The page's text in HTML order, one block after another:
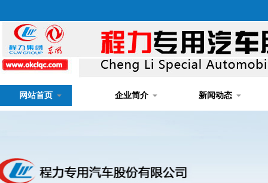
网站首页 企业简介 新闻动态